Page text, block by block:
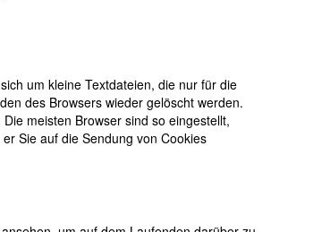
um kleine Textdateien, die nur für die
des Browsers wieder gelöscht werden.
meisten Browser sind so eingestellt,
Sie auf die Sendung von Cookies